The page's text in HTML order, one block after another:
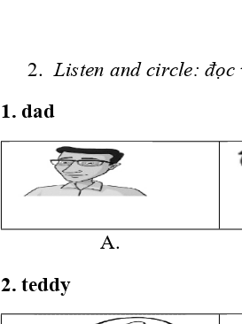
2.
  Listen and circle:
đọc
1. dad
A.
2. teddy